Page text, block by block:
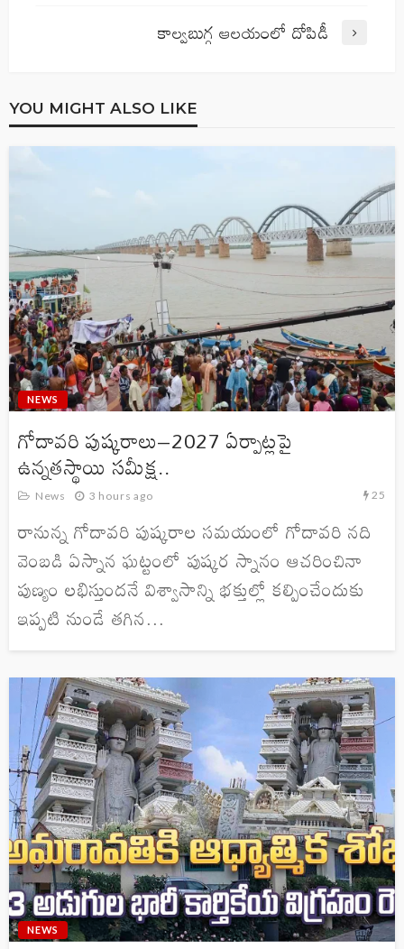
కాల్వబుగ్గ ఆలయంలో దోపిడీ
YOU MIGHT ALSO LIKE
NEWS
గోదావరి పుష్కరాలు–2027 ఏర్పాట్లపై
ఉన్నతస్థాయి సమీక్ష..
News 3 hours ago 25
రానున్న గోదావరి పుష్కరాల సమయంలో గోదావరి నది
వెంబడి ఏస్నాన ఘట్టంలో పుష్కర స్నానం ఆచరించినా
పుణ్యం లభిస్తుందనే విశ్వాసాన్ని భక్తుల్లో కల్పించేందుకు
ఇప్పటి నుండే తగిన...
NEWS